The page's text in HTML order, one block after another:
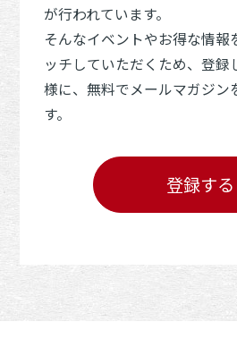
が行われています。
そんなイベントやお得な情報
ッチしていただくため、登録
様に、無料でメールマガジン
す。
登録する